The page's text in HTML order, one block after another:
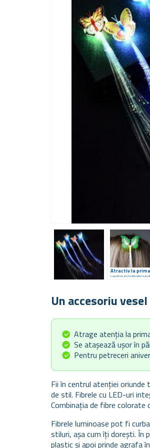
Un accesoriu
Atrage atenția la
Se atașează ușor în
Pentru petreceri
Fii în centrul atenției
de stil. Fibrele cu LED-uri
Combinația de fibre colorate
Fibrele luminoase pot fi
stiluri, așa cum îți dorești. În
plastic și apoi prinde agrafa